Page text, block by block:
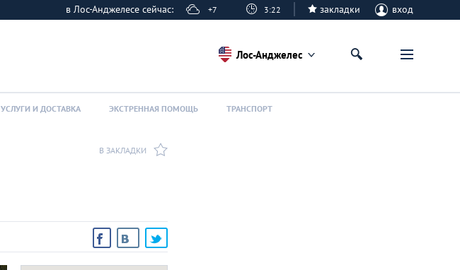
в Лос-Анджелесе сейчас: +7 3:22 закладки вход
Лос-Анджелес
УСЛУГИ И ДОСТАВКА ЭКСТРЕННАЯ ПОМОЩЬ ТРАНСПОРТ
В ЗАКЛАДКИ